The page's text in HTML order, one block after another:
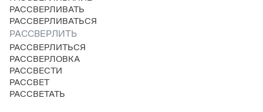
РАССВЕРЛИВАТЬ
РАССВЕРЛИВАТЬСЯ
РАССВЕРЛИТЬ
РАССВЕРЛИТЬСЯ
РАССВЕРЛОВКА
РАССВЕСТИ
РАССВЕТ
РАССВЕТАТЬ